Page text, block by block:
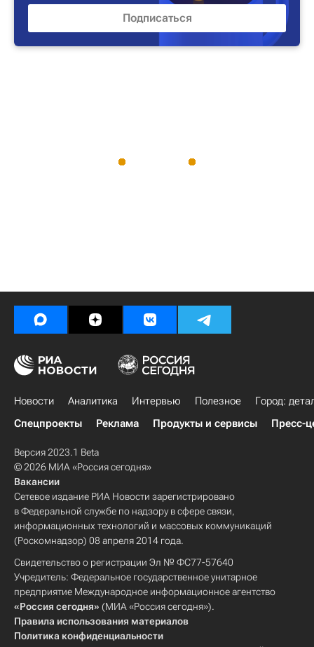
Новости Аналитика Интервью Полезное
Город:
Спецпроекты
Реклама Продукты и сервисы Пресс-
Версия 2023.1 Beta
© 2026 МИА «Россия сегодня»
Вакансии
Сетевое издание РИА Новости зарегистрировано
в Федеральной службе по надзору в сфере связи,
информационных технологий и массовых коммуникаций
(Роскомнадзор) 08 апреля 2014 года.
Свидетельство о регистрации Эл № ФС77-57640
Учредитель: Федеральное государственное унитарное
предприятие Международное информационное агентство
«Россия сегодня» (МИА «Россия сегодня»).
Правила использования материалов
Политика конфиденциальности